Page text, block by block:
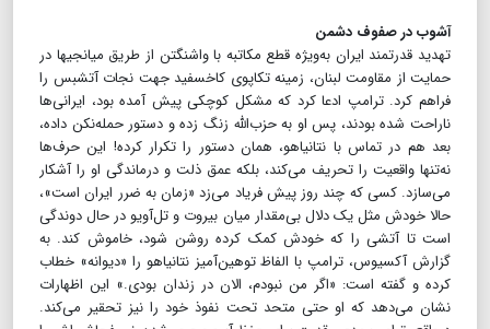
آشوب در صفوف دشمن
تهدید قدرتمند ایران به‌ویژه قطع مکاتبه با واشنگتن از طریق میانجی‎ها در
حمایت از مقاومت لبنان، زمینه تکاپوی کاخ‎سفید جهت نجات آتش‎بس را
فراهم کرد. ترامپ ادعا کرد که مشکل کوچکی پیش آمده بود، ایرانی‌ها
ناراحت شده بودند، پس او به حزب‌الله زنگ زده و دستور حمله‌نکن داده،
بعد هم در تماس با نتانیاهو، همان دستور را تکرار کرده! این حرف‌ها
نه‌تنها واقعیت را تحریف می‌کند، بلکه عمق ذلت و درماندگی او را آشکار
می‌سازد. کسی که چند روز پیش فریاد می‌زد «زمان به ضرر ایران است»،
حالا خودش مثل یک دلال بی‌مقدار میان بیروت و تل‌آویو در حال دوندگی
است تا آتشی را که خودش کمک کرده روشن شود، خاموش کند. به
گزارش آکسیوس، ترامپ با الفاظ توهین‌آمیز نتانیاهو را «دیوانه» خطاب
کرده و گفته است: «اگر من نبودم، الان در زندان بودی.» این اظهارات
نشان می‌دهد که او حتی متحد تحت نفوذ خود را نیز تحقیر می‌کند.